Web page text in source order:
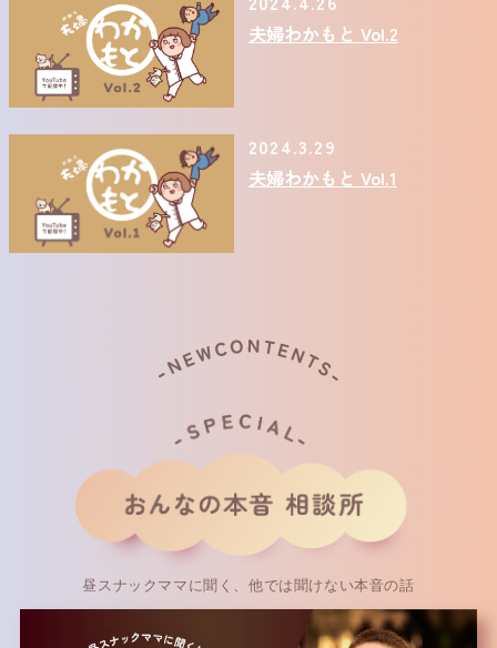
夫婦わかもと Vol.2
2024.3.29
夫婦わかもと Vol.1
昼スナックママに聞く、他では聞けない本音の話